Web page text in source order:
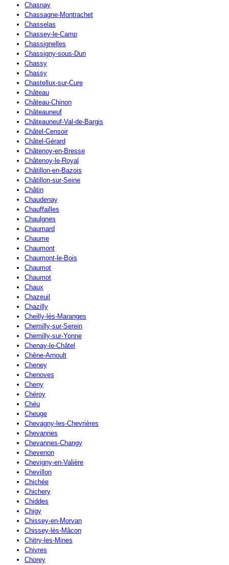
Chasnay
Chassagne-Montrachet
Chasselas
Chassey-le-Camp
Chassignelles
Chassigny-sous-Dun
Chassy
Chassy
Chastellux-sur-Cure
Château
Château-Chinon
Châteauneuf
Châteauneuf-Val-de-Bargis
Châtel-Censoir
Châtel-Gérard
Châtenoy-en-Bresse
Châtenoy-le-Royal
Châtillon-en-Bazois
Châtillon-sur-Seine
Châtin
Chaudenay
Chauffailles
Chaulgnes
Chaumard
Chaume
Chaumont
Chaumont-le-Bois
Chaumot
Chaumot
Chaux
Chazeuil
Chazilly
Cheilly-lès-Maranges
Chemilly-sur-Serein
Chemilly-sur-Yonne
Chenay-le-Châtel
Chêne-Arnoult
Cheney
Chenoves
Cheny
Chéroy
Chéu
Cheuge
Chevagny-les-Chevrières
Chevannes
Chevannes-Changy
Chevenon
Chevigny-en-Valière
Chevillon
Chichée
Chichery
Chiddes
Chigy
Chissey-en-Morvan
Chissey-lès-Mâcon
Chitry-les-Mines
Chivres
Chorey